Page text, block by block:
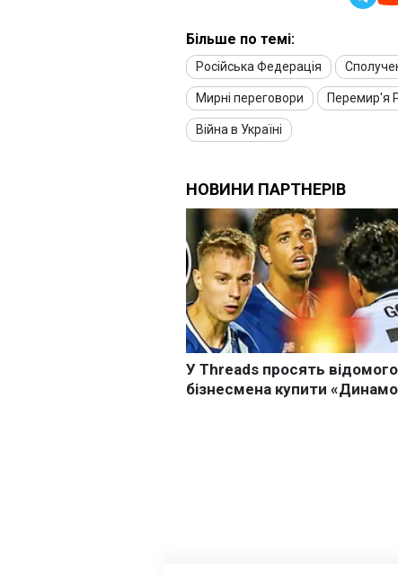
Більше по темі:
Російська Федерація
Мирні переговори Перемир'я
Війна в Україні